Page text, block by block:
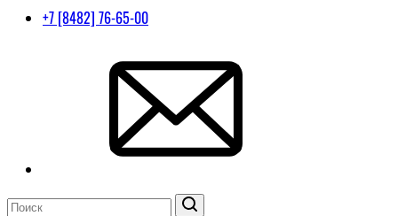
+7 [8482] 76-65-00